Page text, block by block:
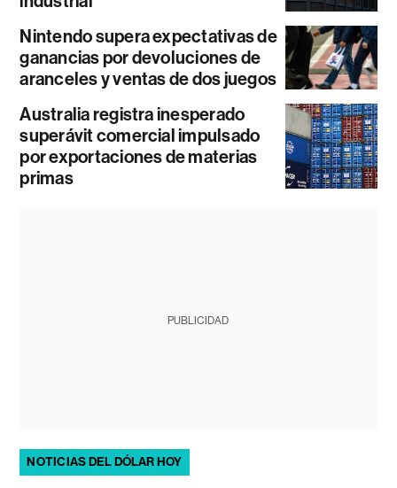
Nintendo supera expectativas de
ganancias por devoluciones de
aranceles y ventas de dos juegos
Australia registra inesperado
superávit comercial impulsado
por exportaciones de materias
primas
PUBLICIDAD
NOTICIAS DEL DÓLAR HOY